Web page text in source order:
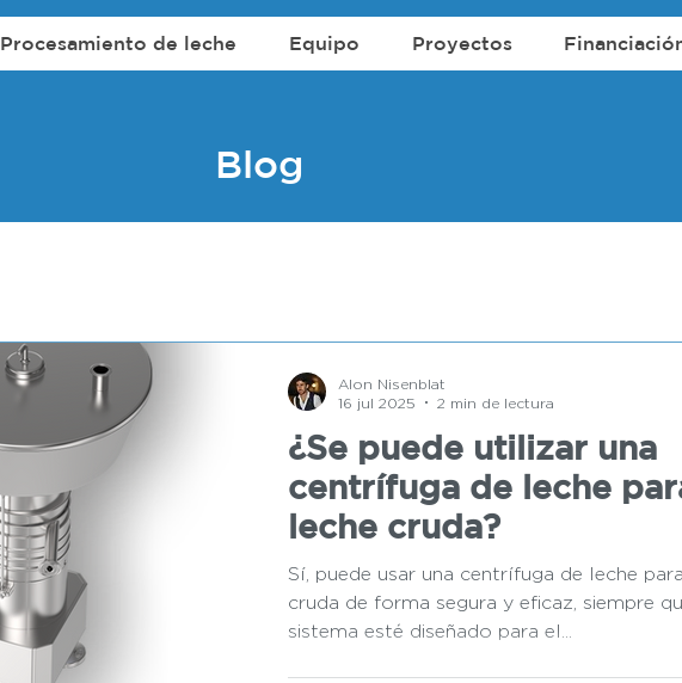
Procesamiento de leche Equipo Proyectos
Blog
¿Se puede utilizar una
centrífuga de leche
leche cruda?
Sí, puede usar una centrífuga de leche
cruda de forma segura y eficaz, siempre
sistema esté diseñado para el...
Alon Nisenblat
16 jul 2025
2 min de lectura